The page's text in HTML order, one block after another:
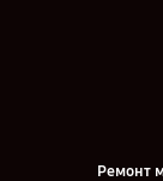
Ремонт